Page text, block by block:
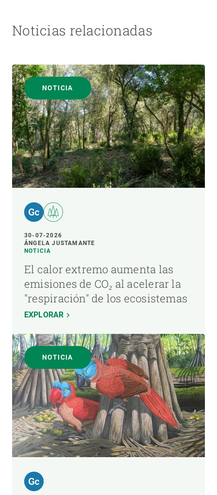
Noticias relacionadas
NOTICIA
30-07-2026
ÁNGELA JUSTAMANTE
NOTICIA
El calor extremo aumenta las
emisiones de CO₂ al acelerar la
"respiración" de los ecosistemas
EXPLORAR
NOTICIA